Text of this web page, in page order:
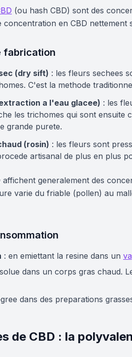
(ou hash CBD) sont des
concentration en CBD nettement
fabrication
(dry sift) : les fleurs sechees
C'est la methode
a l'eau glacee) : les
les trichomes qui sont ensuite
grande purete.
(rosin) : les fleurs sont
artisanal de plus en plus
affichent generalement des
varie du friable (pollen) au
: en emiettant la resine dans un
dans un corps gras chaud.
dans des preparations
de CBD : la